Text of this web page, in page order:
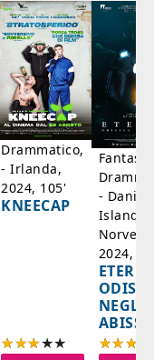
Drammatico,
- Irlanda,
2024, 105'
KNEECAP
-
Islanda,
2024,
NEGLI
ABISSI